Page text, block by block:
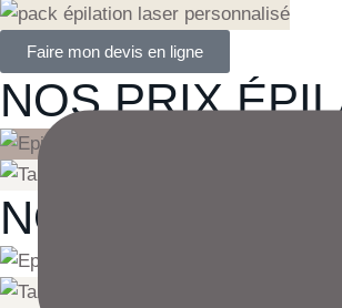
Faire mon devis en ligne
NOS PRIX
NOS PRIX